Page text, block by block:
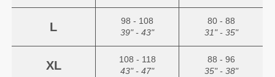
L
98 - 108
39" - 43"
80 - 88
31" - 35"
XL
108 - 118
43" - 47"
88 - 96
35" - 38"